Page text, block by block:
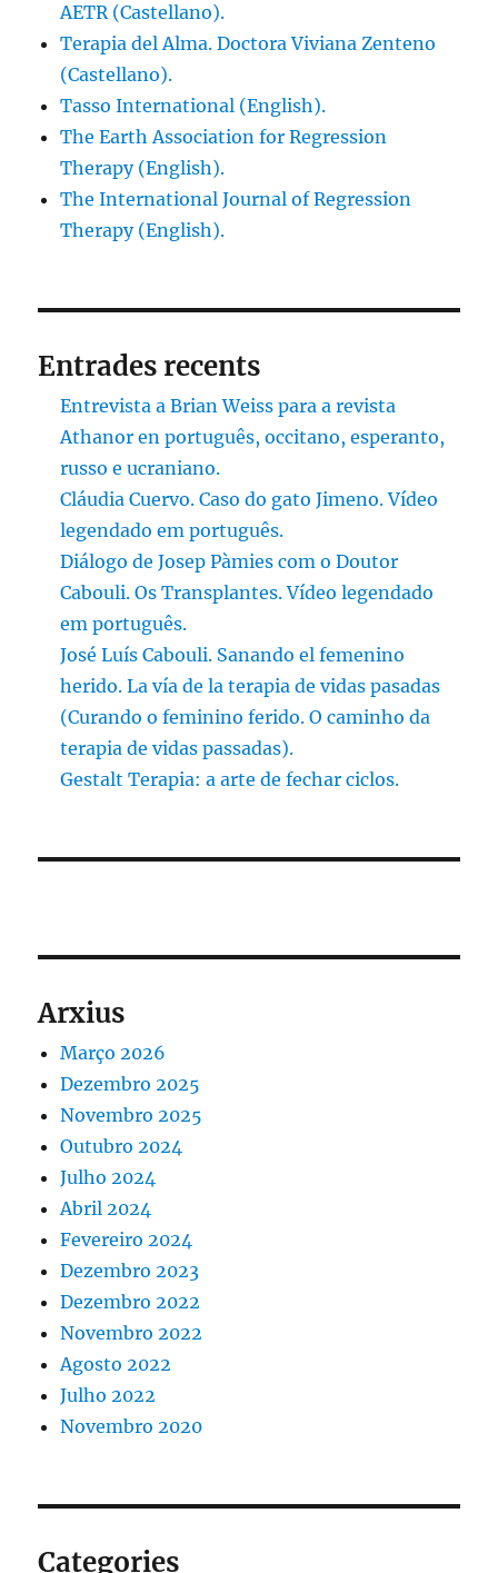
AETR (Castellano).
Terapia del Alma. Doctora Viviana Zenteno
(Castellano).
Tasso International (English).
The Earth Association for Regression
Therapy (English).
The International Journal of Regression
Therapy (English).
Entrades recents
Entrevista a Brian Weiss para a revista
Athanor en português, occitano, esperanto,
russo e ucraniano.
Cláudia Cuervo. Caso do gato Jimeno. Vídeo
legendado em português.
Diálogo de Josep Pàmies com o Doutor
Cabouli. Os Transplantes. Vídeo legendado
em português.
José Luís Cabouli. Sanando el femenino
herido. La vía de la terapia de vidas pasadas
(Curando o feminino ferido. O caminho da
terapia de vidas passadas).
Gestalt Terapia: a arte de fechar ciclos.
Arxius
Março 2026
Dezembro 2025
Novembro 2025
Outubro 2024
Julho 2024
Abril 2024
Fevereiro 2024
Dezembro 2023
Dezembro 2022
Novembro 2022
Agosto 2022
Julho 2022
Novembro 2020
Categories